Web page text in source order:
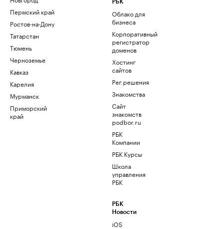
Пермский край
Ростов-на-Дону
Татарстан
Тюмень
Черноземье
Кавказ
Карелия
Мурманск
Приморский
край
РБК
Облако для
бизнеса
Корпоративный
регистратор
доменов
Хостинг
сайтов
Рег.решения
Знакомства
Сайт
знакомств
podbor.ru
РБК
Компании
РБК Курсы
Школа
управления
РБК
РБК
Новости
iOS